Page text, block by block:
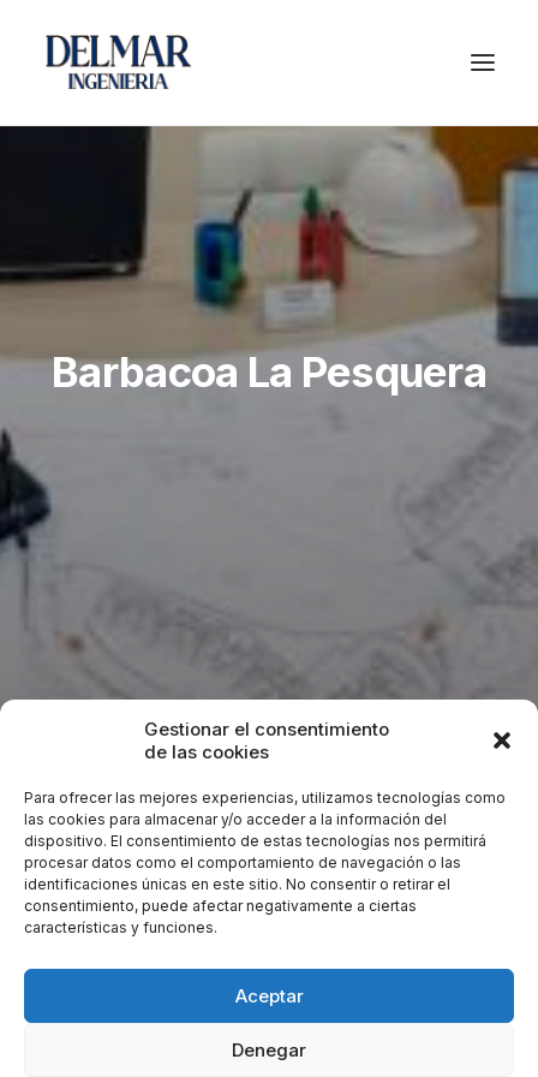
Gestionar el consentimiento
de las cookies
Para ofrecer las mejores experiencias, utilizamos tecnologías como
las cookies para almacenar y/o acceder a la información del
dispositivo. El consentimiento de estas tecnologías nos permitirá
procesar datos como el comportamiento de navegación o las
identificaciones únicas en este sitio. No consentir o retirar el
consentimiento, puede afectar negativamente a ciertas
características y funciones.
Aceptar
Denegar
Barbacoa La Pesquera
Proyecto: Instalaciones para la apertura del
Restaurante “Barbacoa La Pesquera”.
Lugar:Marbella (Málaga).
Cliente:Grupo de Empresas “La Pesquera” S.L.
Encargo:Realización del proyectos y Dirección de
Obras.